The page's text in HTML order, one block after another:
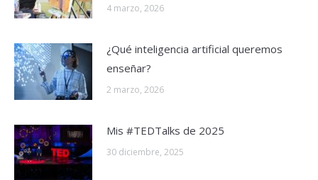
4 marzo, 2026
¿Qué inteligencia artificial queremos
enseñar?
2 marzo, 2026
Mis #TEDTalks de 2025
30 diciembre, 2025